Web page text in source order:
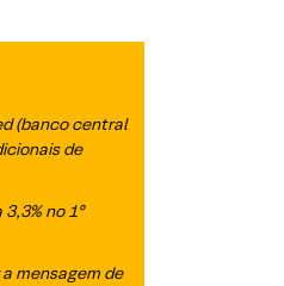
(banco central
de
no 1º
mensagem de